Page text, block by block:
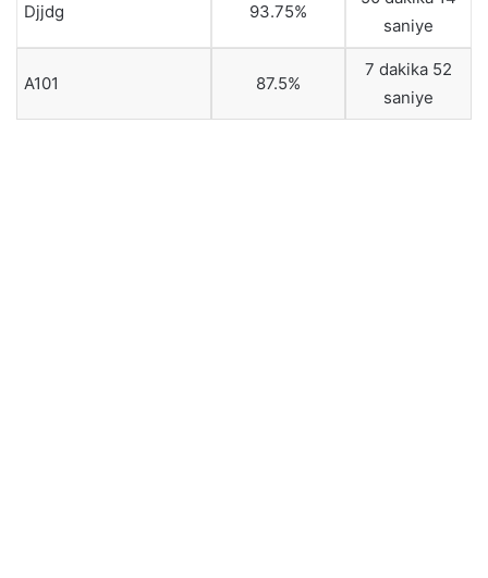
Djjdg 93.75%
saniye
A101 87.5%
7 dakika 52
saniye